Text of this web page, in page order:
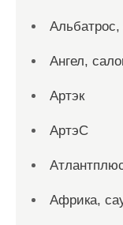
Альбатрос,
Ангел,
Артэк
АртэС
Африка,